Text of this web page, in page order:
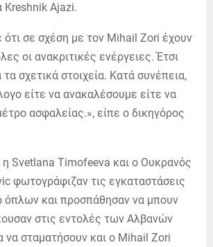
Kreshnik Ajazi.
ότι σε σχέση με τον Mihail Zori έχουν
οι ανακριτικές ενέργειες. Έτσι
σχετικά στοιχεία. Κατά συνέπεια,
είτε να ανακαλέσουμε είτε να
ασφαλείας.», είπε ο δικηγόρος
Svetlana Timofeeva και ο Ουκρανός
φωτογράφιζαν τις εγκαταστάσεις
όπλων και προσπάθησαν να μπουν
στις εντολές των Αλβανών
να σταματήσουν και ο Mihail Zori